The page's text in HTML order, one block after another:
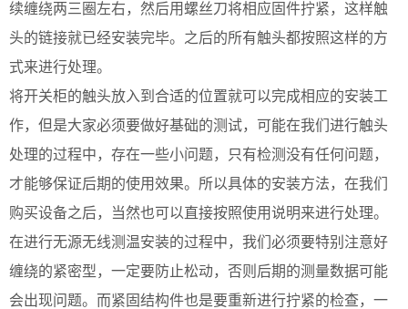
续缠绕两三圈左右，然后用螺丝刀将相应固件拧紧，这样触
头的链接就已经安装完毕。之后的所有触头都按照这样的方
式来进行处理。
将开关柜的触头放入到合适的位置就可以完成相应的安装工
作，但是大家必须要做好基础的测试，可能在我们进行触头
处理的过程中，存在一些小问题，只有检测没有任何问题，
才能够保证后期的使用效果。所以具体的安装方法，在我们
购买设备之后，当然也可以直接按照使用说明来进行处理。
在进行无源无线测温安装的过程中，我们必须要特别注意好
缠绕的紧密型，一定要防止松动，否则后期的测量数据可能
会出现问题。而紧固结构件也是要重新进行拧紧的检查，一